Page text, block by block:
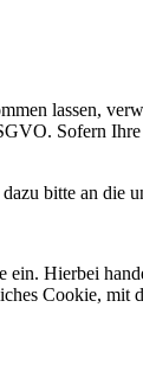
lassen,
Sofern
bitte an die
Hierbei
Cookie,